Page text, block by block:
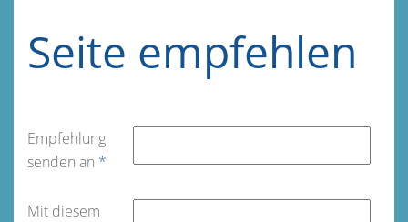
Seite empfehlen
Empfehlung
senden an *
Mit diesem